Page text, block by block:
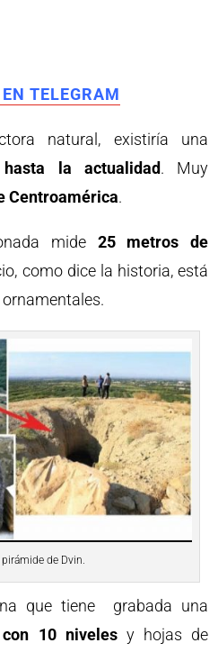
TELEGRAM
natural, existiría una
hasta la actualidad. Muy
Centroamérica.
mide 25 metros de
como dice la historia, está
de Dvin.
que tiene grabada una
con 10 nivelesy hojas de